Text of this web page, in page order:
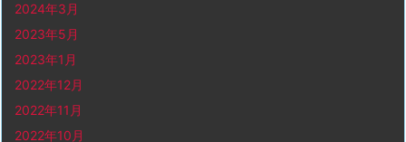
2024年3月
2023年5月
2023年1月
2022年12月
2022年11月
2022年10月